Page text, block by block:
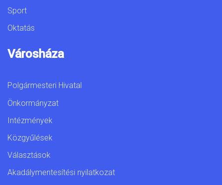
Sport
Oktatás
Városháza
Polgármesteri Hivatal
Önkormányzat
Intézmények
Közgyűlések
Választások
Akadálymentesítési nyilatkozat